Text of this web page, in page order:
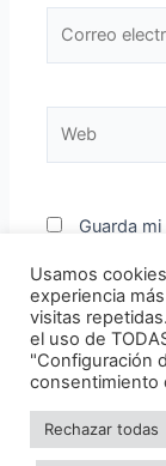
electrónico*
Guarda
Copyright ©
Usamos
experiencia
visitas
el uso de
"Configuración
consentimiento
Rechazar todas